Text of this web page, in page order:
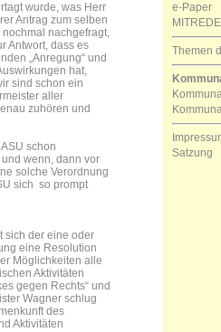
wurde, was Herr
Antrag zum selben
nachgefragt,
Antwort, dass es
„Anregung“ und
hat,
sind schon ein
aller
zuhören und
schon
wenn, dann vor
solche Verordnung
sich so prompt
sich der eine oder
eine Resolution
Möglichkeiten alle
Aktivitäten
gegen Rechts“ und
Wagner schlug
des
Aktivitäten
e-Paper
Themen
Satzung